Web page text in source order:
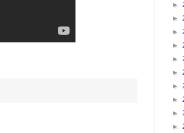
►
►
►
►
►
►
►
►
►
►